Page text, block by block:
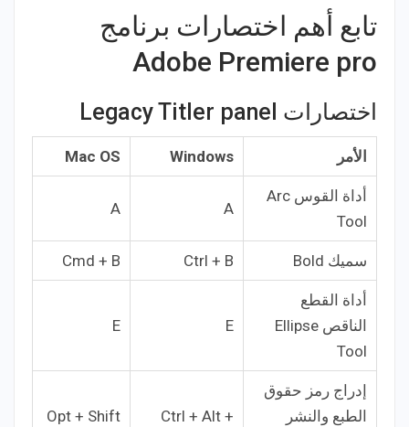
تابع أهم اختصارات برنامج
Adobe Premiere pro
اختصارات Legacy Titler panel
الأمر Windows
Mac OS
أداة القوس Arc
Tool
A
A
سميك Bold Ctrl + B
Cmd + B
أداة القطع
الناقص Ellipse
Tool
E
E
إدراج رمز حقوق
الطبع والنشر
Ctrl + Alt +
Opt + Shift